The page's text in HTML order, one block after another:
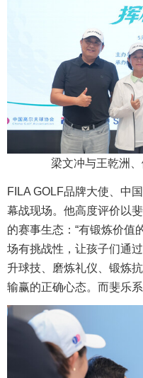
梁文冲与王乾洲
FILA GOLF品牌大使、中
幕战现场。他高度评价以
的赛事生态：“有锻炼价值
场有挑战性，让孩子们通
升球技、磨炼礼仪、锻炼
输赢的正确心态。而斐乐